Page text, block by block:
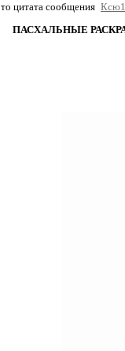
цитата сообщения
ПАСХАЛЬНЫЕ